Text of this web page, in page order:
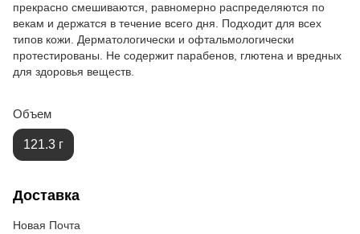
прекрасно смешиваются, равномерно распределяются по
векам и держатся в течение всего дня. Подходит для всех
типов кожи. Дерматологически и офтальмологически
протестированы. Не содержит парабенов, глютена и вредных
для здоровья веществ.
Объем
121.3 г
Доставка
Новая Почта